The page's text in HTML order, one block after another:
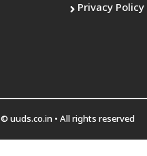
Privacy Policy
© uuds.co.in • All rights reserved